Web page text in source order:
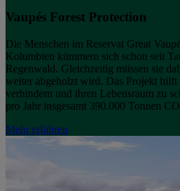
Vaupés Forest Protection
Die Menschen im Reservat Great
Kolumbien kümmern sich schon seit
Regenwald. Gleichzeitig müssen sie
weiter abgeholzt wird. Das Projekt hilft
verhindern und ihren Lebensraum zu
pro Jahr insgesamt 390.000 Tonnen
Mehr erfahren